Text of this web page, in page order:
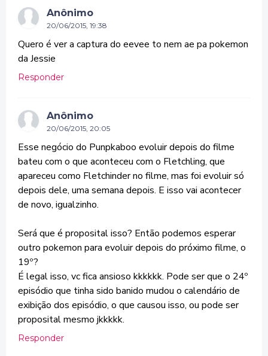
Anônimo
20/06/2015, 19:38
Quero é ver a captura do eevee to nem ae pa pokemon
da Jessie
Responder
Anônimo
20/06/2015, 20:05
Esse negócio do Punpkaboo evoluir depois do filme
bateu com o que aconteceu com o Fletchling, que
apareceu como Fletchinder no filme, mas foi evoluir só
depois dele, uma semana depois. E isso vai acontecer
de novo, igualzinho.
Será que é proposital isso? Então podemos esperar
outro pokemon para evoluir depois do próximo filme, o
19º?
É legal isso, vc fica ansioso kkkkkk. Pode ser que o 24º
episódio que tinha sido banido mudou o calendário de
exibição dos episódio, o que causou isso, ou pode ser
proposital mesmo jkkkkk.
Responder